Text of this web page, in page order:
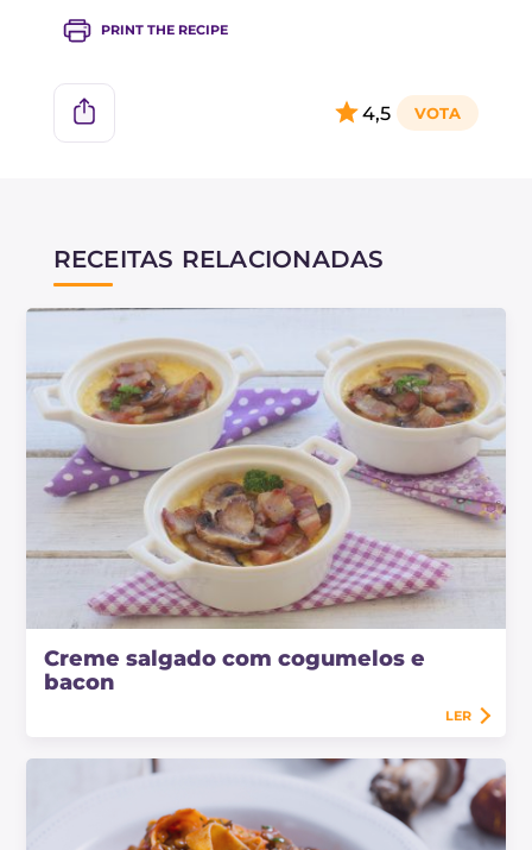
PRINT THE RECIPE
4,5
RECEITAS RELACIONADAS
Creme salgado com cogumelos e
bacon
LER